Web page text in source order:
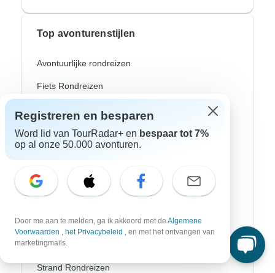
Top avonturenstijlen
Avontuurlijke rondreizen
Fiets Rondreizen
Noorderlicht
Riviercruises
Wandeltochten
Culturele Rondreizen
Bus Rondreizen
Trein / Spoor Reizen
Strand Rondreizen
Registreren en besparen
Word lid van TourRadar+ en bespaar tot 7%
op al onze 50.000 avonturen.
Door me aan te melden, ga ik akkoord met de Algemene
Voorwaarden , het Privacybeleid , en met het ontvangen van
marketingmails.